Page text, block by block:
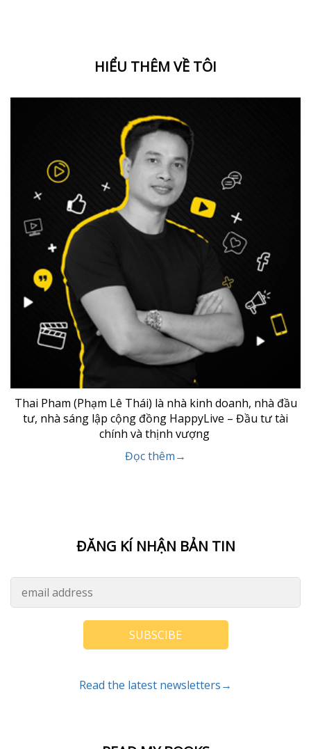
HIỂU THÊM VỀ TÔI
Thai Pham (Phạm Lê Thái) là nhà kinh doanh, nhà đầu
tư, nhà sáng lập cộng đồng HappyLive – Đầu tư tài
chính và thịnh vượng
Đọc thêm→
ĐĂNG KÍ NHẬN BẢN TIN
SUBSCIBE
Read the latest newsletters→